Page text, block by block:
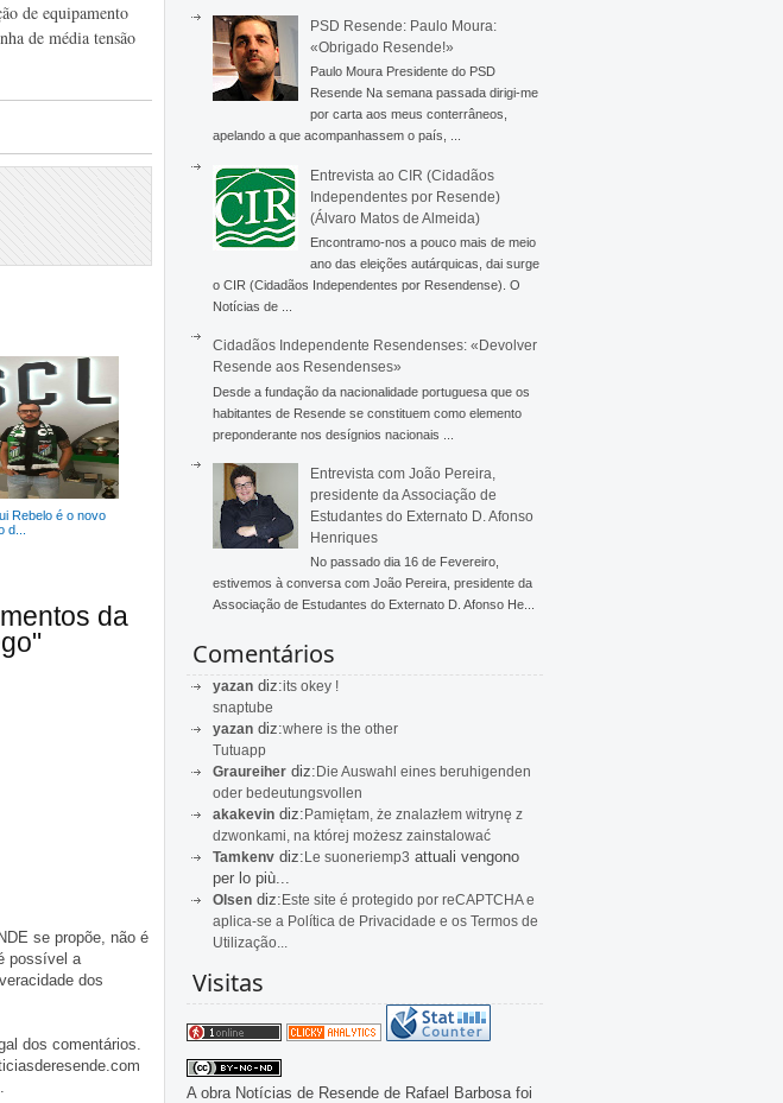
de equipamento
de média tensão
Rebelo é o novo
d...
da
se propõe, não é
possível a
dos
dos comentários.
PSD Resende: Paulo Moura:
«Obrigado Resende!»
Paulo Moura Presidente do PSD
Resende Na semana passada dirigi-me
por carta aos meus conterrâneos,
apelando a que acompanhassem o país, ...
Entrevista ao CIR (Cidadãos
Independentes por Resende)
(Álvaro Matos de Almeida)
Encontramo-nos a pouco mais de meio
ano das eleições autárquicas, dai surge
o CIR (Cidadãos Independentes por Resendense). O
Notícias de ...
Cidadãos Independente Resendenses: «Devolver
Resende aos Resendenses»
Desde a fundação da nacionalidade portuguesa que os
habitantes de Resende se constituem como elemento
preponderante nos desígnios nacionais ...
Entrevista com João Pereira,
presidente da Associação de
Estudantes do Externato D. Afonso
Henriques
No passado dia 16 de Fevereiro,
estivemos à conversa com João Pereira, presidente da
Associação de Estudantes do Externato D. Afonso He...
Comentários
yazan diz:its okey !
snaptube
yazan diz:where is the other
Tutuapp
Graureiher diz:Die Auswahl eines beruhigenden
oder bedeutungsvollen
akakevin diz:Pamiętam, że znalazłem witrynę z
dzwonkami, na której możesz zainstalować
Tamkenv diz:Le suoneriemp3 attuali vengono
per lo più...
Olsen diz:Este site é protegido por reCAPTCHA e
aplica-se a Política de Privacidade e os Termos de
Utilização...
Visitas
A obra Notícias de Resende de Rafael Barbosa foi